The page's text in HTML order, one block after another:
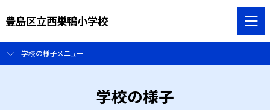
豊島区立西巣鴨小学校
学校の様子メニュー
学校の様子